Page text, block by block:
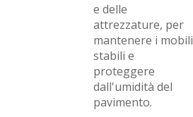
e delle
attrezzature, per
mantenere i mobili
stabili e
proteggere
dall'umidità del
pavimento.